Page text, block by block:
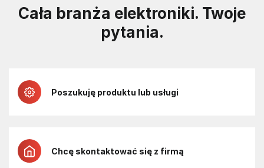
Cała branża elektroniki. Twoje
pytania.
Poszukuję produktu lub usługi
Chcę skontaktować się z firmą